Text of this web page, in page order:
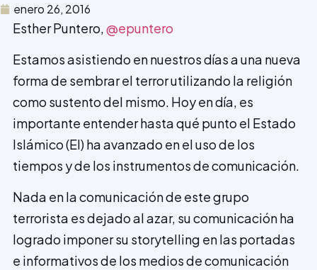
enero 26, 2016
Esther Puntero,@epuntero
Estamos asistiendo en nuestros días a una nueva
forma de sembrar el terror utilizando la religión
como sustento del mismo. Hoy en día, es
importante entender hasta qué punto el Estado
Islámico (EI) ha avanzado en el uso de los
tiempos y de los instrumentos de comunicación.
Nada en la comunicación de este grupo
terrorista es dejado al azar, su comunicación ha
logrado imponer su storytelling en las portadas
e informativos de los medios de comunicación